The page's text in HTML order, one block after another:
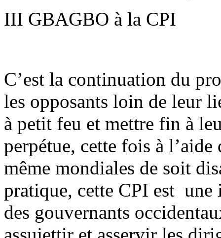
III GBAGBO à la CPI
C’est la continuation du
les opposants loin de leur
à petit feu et mettre fin à
perpétue, cette fois à
même mondiales de soit
pratique, cette CPI est
des gouvernants